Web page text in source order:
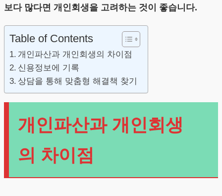
보다 많다면 개인회생을 고려하는 것이 좋습니다.
Table of Contents
개인파산과 개인회생의 차이점
신용정보에 기록
상담을 통해 맞춤형 해결책 찾기
개인파산과 개인회생
의 차이점